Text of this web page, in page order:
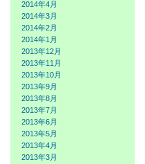
2014年4月
2014年3月
2014年2月
2014年1月
2013年12月
2013年11月
2013年10月
2013年9月
2013年8月
2013年7月
2013年6月
2013年5月
2013年4月
2013年3月